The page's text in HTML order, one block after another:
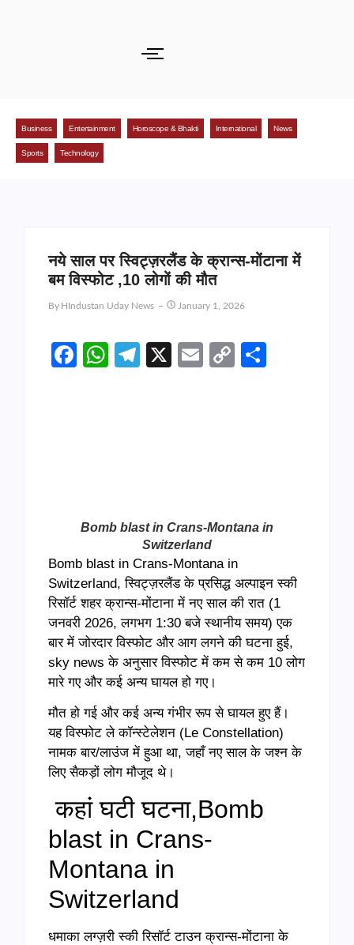
Business Entertainment Horoscope & Bhakti International News
Sports Technology
नये साल पर स्विट्ज़रलैंड के क्रान्स-मोंटाना में
बम विस्फोट ,10 लोगों की मौत
By HIndustan Uday News January 1, 2026
Facebook
WhatsApp
Telegram
X EmailCopy
Bomb blast in Crans-Montana in
Switzerland
Bomb blast in Crans-Montana in
Switzerland, स्विट्ज़रलैंड के प्रसिद्ध अल्पाइन स्की
रिसॉर्ट शहर क्रान्स-मोंटाना में नए साल की रात (1
जनवरी 2026, लगभग 1:30 बजे स्थानीय समय) एक
बार में जोरदार विस्फोट और आग लगने की घटना हुई,
sky news के अनुसार विस्फोट में कम से कम 10 लोग
मारे गए और कई अन्य घायल हो गए।
मौत हो गई और कई अन्य गंभीर रूप से घायल हुए हैं।
यह विस्फोट ले कॉन्स्टेलेशन (Le Constellation)
नामक बार/लाउंज में हुआ था, जहाँ नए साल के जश्न के
लिए सैकड़ों लोग मौजूद थे।
कहां घटी घटना,Bomb
blast in Crans-
Montana in
Switzerland
धमाका लग्ज़री स्की रिसॉर्ट टाउन क्रान्स-मोंटाना के